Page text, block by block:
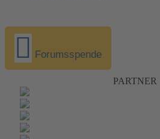
Forumsspende
PARTNER